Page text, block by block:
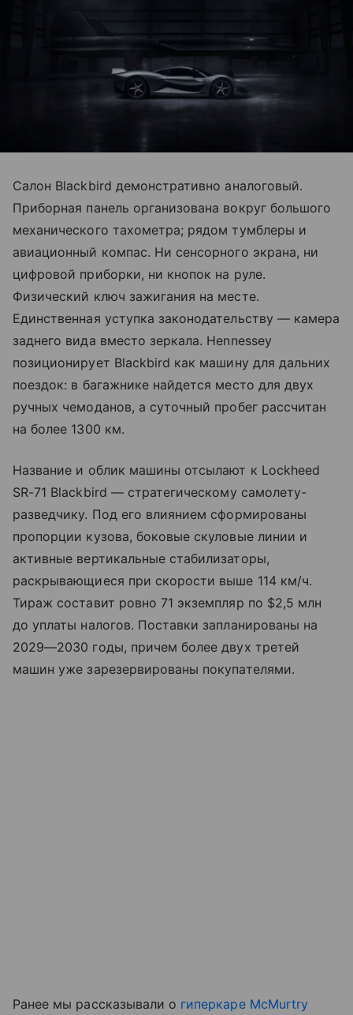
Салон Blackbird демонстративно аналоговый.
Приборная панель организована вокруг большого
механического тахометра; рядом тумблеры и
авиационный компас. Ни сенсорного экрана, ни
цифровой приборки, ни кнопок на руле.
Физический ключ зажигания на месте.
Единственная уступка законодательству — камера
заднего вида вместо зеркала. Hennessey
позиционирует Blackbird как машину для дальних
поездок: в багажнике найдется место для двух
ручных чемоданов, а суточный пробег рассчитан
на более 1300 км.
Название и облик машины отсылают к Lockheed
SR-71 Blackbird — стратегическому самолету-
разведчику. Под его влиянием сформированы
пропорции кузова, боковые скуловые линии и
активные вертикальные стабилизаторы,
раскрывающиеся при скорости выше 114 км/ч.
Тираж составит ровно 71 экземпляр по $2,5 млн
до уплаты налогов. Поставки запланированы на
2029—2030 годы, причем более двух третей
машин уже зарезервированы покупателями.
Ранее мы рассказывали о гиперкаре McMurtry